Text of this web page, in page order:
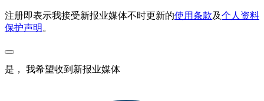
注册即表示我接受新报业媒体不时更新的使用条款及个人资料
保护声明 。
是， 我希望收到新报业媒体